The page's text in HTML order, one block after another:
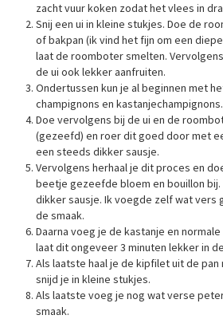
zacht vuur koken zodat het vlees in
Snij een ui in kleine stukjes. Doe de
of bakpan (ik vind het fijn om een
laat de roomboter smelten.
de ui ook lekker aanfruiten.
Ondertussen kun je al beginnen met
champignons en kastanjechampignons.
Doe vervolgens bij de ui en de
(gezeefd) en roer dit goed door met
een steeds dikker sausje.
Vervolgens herhaal je dit proces en
beetje gezeefde bloem en bouillon
dikker sausje. Ik voegde zelf wat vers
de smaak.
Daarna voeg je de kastanje en
laat dit ongeveer 3 minuten lekker in
Als laatste haal je de kipfilet uit de
snijd je in kleine stukjes.
Als laatste voeg je nog wat verse
smaak.